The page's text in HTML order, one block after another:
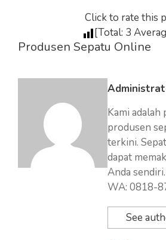
Click to rate this
[Total: 3
Produsen Sepatu Online
Kami adalah
produsen
terkini.
dapat
Anda sendiri.
WA: 0818-
See